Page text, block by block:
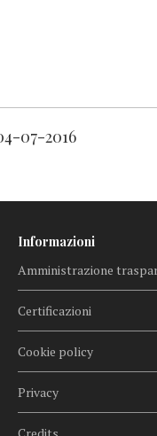
07-2016
Informazioni
Amministrazione
Certificazioni
Cookie policy
Privacy